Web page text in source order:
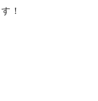
！